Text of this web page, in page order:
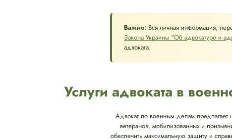
Важно: Вся личная информация,
Закона Украины "Об адвокатуре и
адвоката.
Услуги адвоката в
Адвокат по военным делам предлагает
ветеранов, мобилизованных и
обеспечить максимальную защиту и